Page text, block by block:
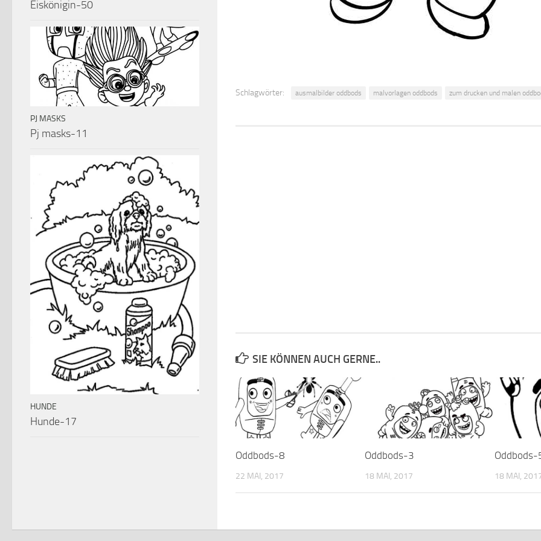
Schlagwörter: ausmalbilder oddbods malvorlagen oddbods zum drucken und malen
SIE KÖNNEN AUCH GERNE..
Oddbods-8
22 MAI, 2017
Oddbods-3
18 MAI, 2017
Oddbods-
18 MAI,
Eiskönigin-50
PJ MASKS
Pj masks-11
HUNDE
Hunde-17